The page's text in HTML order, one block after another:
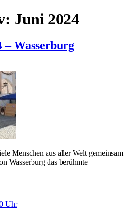
Juni 2024
– Wasserburg
Menschen aus aller Welt gemeinsam
Wasserburg das berühmte
Uhr